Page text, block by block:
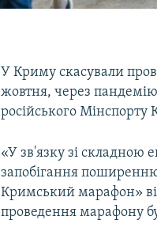
У Криму скасували
жовтня, через пандемію
російського Мінспорту
«У зв'язку зі складною
запобігання поширенню
Кримський марафон»
проведення марафону